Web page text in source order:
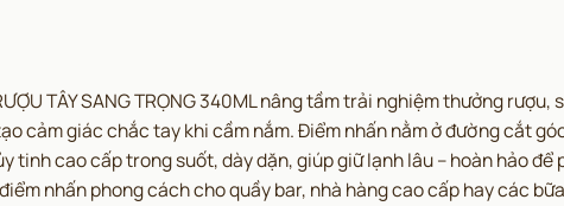
TÂY SANG TRỌNG 340ML nâng tầm trải nghiệm thưởng
cảm giác chắc tay khi cầm nắm. Điểm nhấn nằm ở đường cắt
tinh cao cấp trong suốt, dày dặn, giúp giữ lạnh lâu – hoàn hảo
nhấn phong cách cho quầy bar, nhà hàng cao cấp hay các